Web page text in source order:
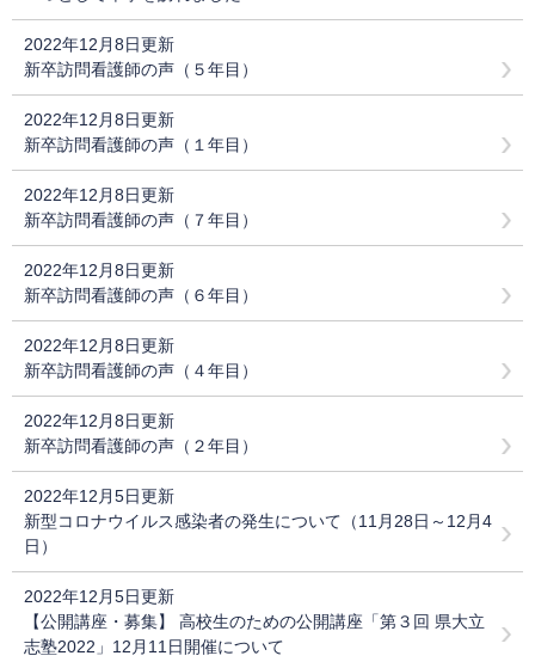
2022年12月8日更新
新卒訪問看護師の声（５年目）
2022年12月8日更新
新卒訪問看護師の声（１年目）
2022年12月8日更新
新卒訪問看護師の声（７年目）
2022年12月8日更新
新卒訪問看護師の声（６年目）
2022年12月8日更新
新卒訪問看護師の声（４年目）
2022年12月8日更新
新卒訪問看護師の声（２年目）
2022年12月5日更新
新型コロナウイルス感染者の発生について（11月28日～12月4
日）
2022年12月5日更新
【公開講座・募集】 高校生のための公開講座「第３回 県大立
志塾2022」12月11日開催について